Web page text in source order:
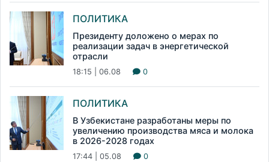
ПОЛИТИКА
Президенту доложено о мерах по
реализации задач в энергетической
отрасли
18:15 | 06.08 0
ПОЛИТИКА
В Узбекистане разработаны меры по
увеличению производства мяса и молока
в 2026-2028 годах
17:44 | 05.08 0